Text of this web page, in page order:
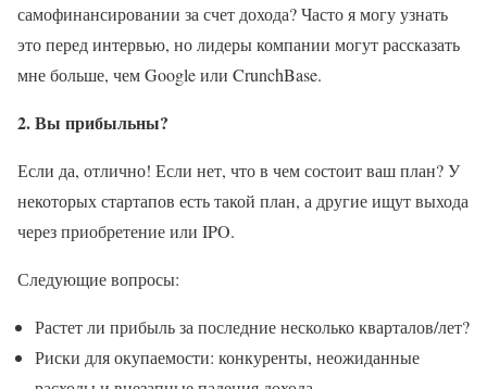
самофинансировании за счет дохода? Часто я могу узнать
это перед интервью, но лидеры компании могут рассказать
мне больше, чем Google или CrunchBase.
2. Вы прибыльны?
Если да, отлично! Если нет, что в чем состоит ваш план? У
некоторых стартапов есть такой план, а другие ищут выхода
через приобретение или IPO.
Следующие вопросы:
Растет ли прибыль за последние несколько кварталов/лет?
Риски для окупаемости: конкуренты, неожиданные